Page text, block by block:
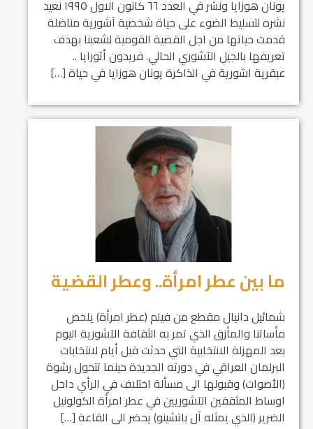
يونان هوزايا ونشر في العدد ٦٦ كانون الاول ١٩٩٥ نعيد
نشره لتسليط الضوء على حياة شخصية آشورية مناضلة
قدمت حياتها من اجل القضية القومية لشعبنا بهدف
تعريفها بالجيل الآشوري الحالي. فريدون أثورايا ..
عبقرية اشورية في الذاكرة يونان هوزايا في حياة […]
ما بين عطر امرأة.. وعطر القضية
شمائيل دانيال مقطع من فيلم (عطر امرأة) يلخص
مأساتنا والمأزق الذي تمر به الثقافة الآشورية اليوم
بعد المهزلة الانتخابية التي حدثت قبل أيام لانتخابات
البرلمان العراقي في دورته الجديدة حينما تتحول رشوة
(الأصوات) وقبولها الى مسألة اختلاف في الرأي داخل
اوساط المثقفين الآشوريين في عطر امرأة الكولونيل
الضرير (الذي يمثله آل باتشينو) يحضر الى القاعة […]